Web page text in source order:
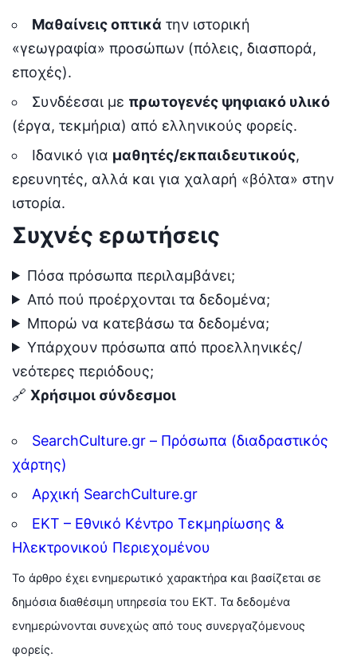
Μαθαίνεις οπτικά την ιστορική
«γεωγραφία» προσώπων (πόλεις, διασπορά,
εποχές).
Συνδέεσαι με πρωτογενές ψηφιακό υλικό
(έργα, τεκμήρια) από ελληνικούς φορείς.
Ιδανικό για μαθητές/εκπαιδευτικούς,
ερευνητές, αλλά και για χαλαρή «βόλτα» στην
ιστορία.
Συχνές ερωτήσεις
Πόσα πρόσωπα περιλαμβάνει;
Από πού προέρχονται τα δεδομένα;
Μπορώ να κατεβάσω τα δεδομένα;
Υπάρχουν πρόσωπα από προελληνικές/
νεότερες περιόδους;
🔗 Χρήσιμοι σύνδεσμοι
SearchCulture.gr – Πρόσωπα (διαδραστικός
χάρτης)
Αρχική SearchCulture.gr
ΕΚΤ – Εθνικό Κέντρο Τεκμηρίωσης &
Ηλεκτρονικού Περιεχομένου
Το άρθρο έχει ενημερωτικό χαρακτήρα και βασίζεται σε
δημόσια διαθέσιμη υπηρεσία του ΕΚΤ. Τα δεδομένα
ενημερώνονται συνεχώς από τους συνεργαζόμενους
φορείς.